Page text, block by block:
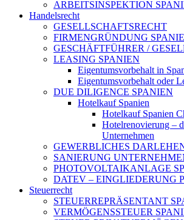
ARBEITSINSPEKTION
Handelsrecht
GESELLSCHAFTSRECHT
FIRMENGRÜNDUNG
GESCHÄFTFÜHRER /
LEASING SPANIEN
Eigentumsvorbehalt in
Eigentumsvorbehalt oder
DUE DILIGENCE SPANIEN
Hotelkauf Spanien
Hotelkauf Spanien
Hotelrenovierung –
Unternehmen
GEWERBLICHES
SANIERUNG
PHOTOVOLTAIKANLAGE
DATEV – EINGLIEDERUNG
Steuerrecht
STEUERREPRÄSENTANT
VERMÖGENSSTEUER